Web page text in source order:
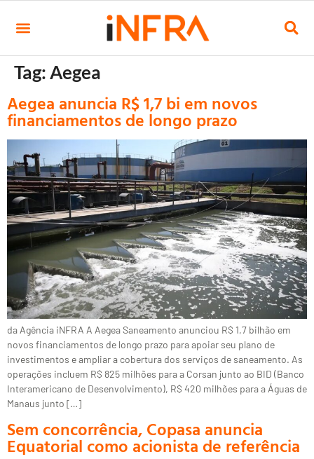
Tag:Aegea
Aegea anuncia R$ 1,7 bi em novos
financiamentos de longo prazo
da Agência iNFRA A Aegea Saneamento anunciou R$ 1,7 bilhão em
novos financiamentos de longo prazo para apoiar seu plano de
investimentos e ampliar a cobertura dos serviços de saneamento. As
operações incluem R$ 825 milhões para a Corsan junto ao BID (Banco
Interamericano de Desenvolvimento), R$ 420 milhões para a Águas de
Manaus junto […]
Sem concorrência, Copasa anuncia
Equatorial como acionista de referência